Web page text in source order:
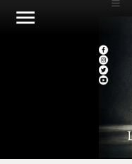
menu